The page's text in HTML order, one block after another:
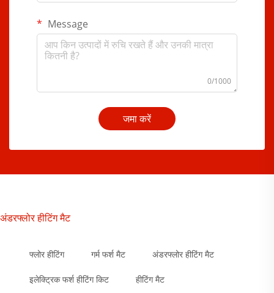
Message
0/1000
जमा करें
अंडरफ्लोर हीटिंग मैट
फ्लोर हीटिंग गर्म फर्श मैट अंडरफ्लोर हीटिंग मैट
इलेक्ट्रिक फर्श हीटिंग किट हीटिंग मैट